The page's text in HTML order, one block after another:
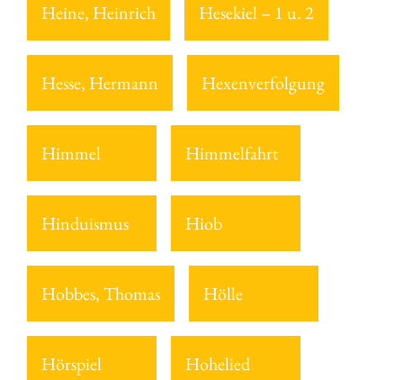
Heine, Heinrich Hesekiel – 1 u. 2
Hesse, Hermann Hexenverfolgung
Himmel Himmelfahrt
Hinduismus Hiob
Hobbes, Thomas Hölle
Hörspiel Hohelied